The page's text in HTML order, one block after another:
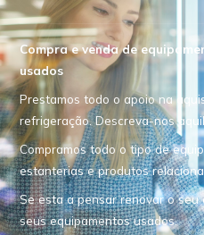
Compra e venda de
usados
Prestamos todo o apoio na
refrigeração. Descreva-nos
Compramos todo o tipo de
estanterias e produtos
Se esta a pensar renovar o seu
seus equipamentos usados.